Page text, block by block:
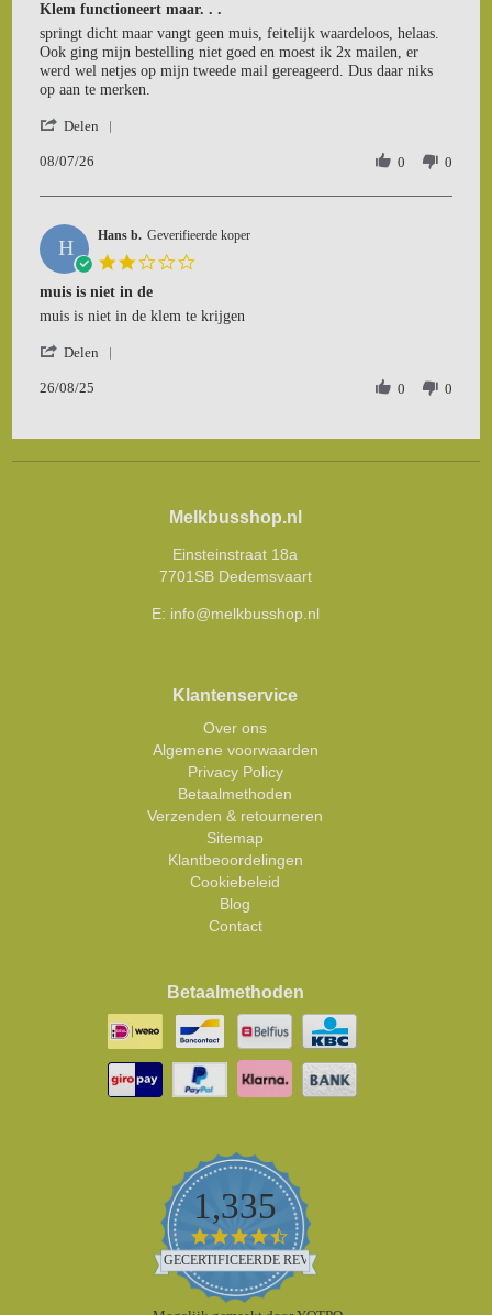
rating
Klem functioneert maar. . .
Review
by
Richard
h.
8
2026
review
stating
Klem
functioneert
.
springt dicht maar vangt geen muis, feitelijk waardeloos, helaas.
Ook ging mijn bestelling niet goed en moest ik 2x mailen, er
werd wel netjes op mijn tweede mail gereageerd. Dus daar niks
op aan te merken.
Delen
Richard
on
8
Jul
2026
08/07/26 0 0
H Hans b. Geverifieerde koper
muis is niet in de
Review
Hans
on
review
muis
niet
muis is niet in de klem te krijgen
Delen
b.
on
26/08/25 0 0
Melkbusshop.nl
Einsteinstraat 18a
7701SB Dedemsvaart
E: info@melkbusshop.nl
Klantenservice
Over ons
Algemene voorwaarden
Privacy Policy
Betaalmethoden
Verzenden & retourneren
Sitemap
Klantbeoordelingen
Cookiebeleid
Blog
Contact
Betaalmethoden
1,335
4.5
star
rating
GECERTIFICEERDE REVIEWS